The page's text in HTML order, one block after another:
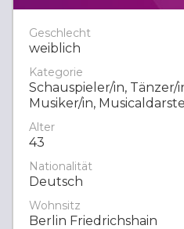
Geschlecht
weiblich
Kategorie
Schauspieler/in, Tänzer/
Musiker/in,
Alter
43
Nationalität
Deutsch
Wohnsitz
Berlin Friedrichshain